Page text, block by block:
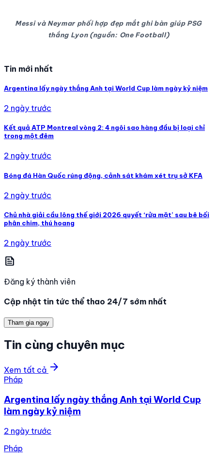
Messi và Neymar phối hợp đẹp mắt ghi bàn giúp PSG
thắng Lyon (nguồn: One Football)
Tin mới nhất
Argentina lấy ngày thắng Anh tại World Cup làm ngày kỷ niệm
2 ngày trước
Kết quả ATP Montreal vòng 2: 4 ngôi sao hàng đầu bị loại chỉ
trong một đêm
2 ngày trước
Bóng đá Hàn Quốc rúng động, cảnh sát khám xét trụ sở KFA
2 ngày trước
Chủ nhà giải cầu lông thế giới 2026 quyết ‘rửa mặt’ sau bê bối
phân chim, thú hoang
2 ngày trước
news
Đăng ký thành viên
Cập nhật tin tức thể thao 24/7 sớm nhất
Tham gia ngay
Tin cùng chuyên mục
Xem tất cả arrow_forward
Pháp
Argentina lấy ngày thắng Anh tại World Cup
làm ngày kỷ niệm
2 ngày trước
Pháp